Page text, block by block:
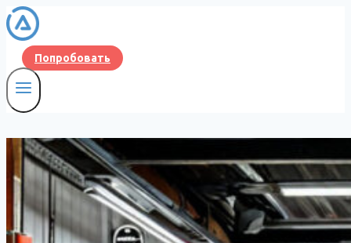
Перейти
к
содержимому
Попробовать